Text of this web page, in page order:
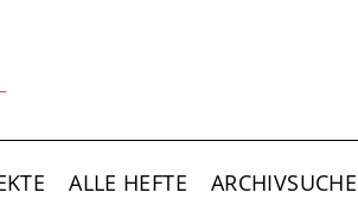
ALLE HEFTE ARCHIVSUCHE